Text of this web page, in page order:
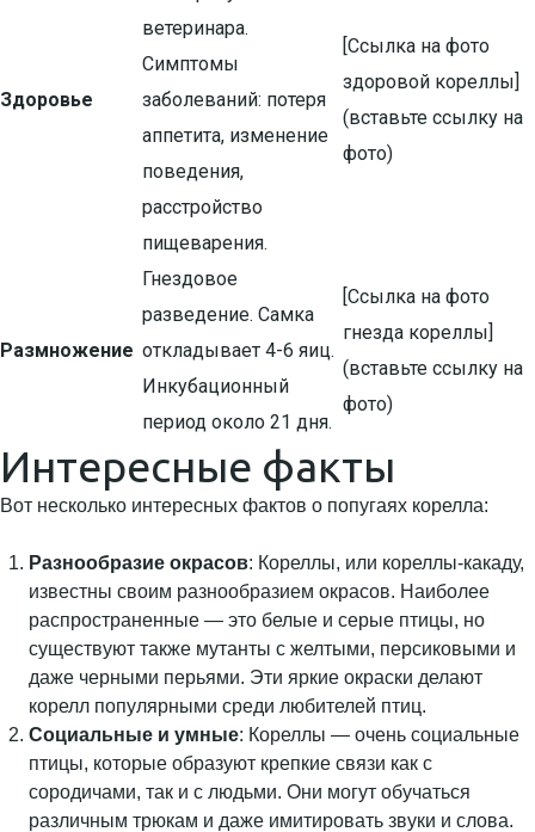
Здоровье
ветеринара.
Симптомы
заболеваний: потеря
аппетита, изменение
поведения,
расстройство
пищеварения.
[Ссылка на фото
здоровой кореллы]
(вставьте ссылку на
фото)
Размножение
Гнездовое
разведение. Самка
откладывает 4-6 яиц.
Инкубационный
период около 21 дня.
[Ссылка на фото
гнезда кореллы]
(вставьте ссылку на
фото)
Интересные факты
Вот несколько интересных фактов о попугаях корелла:
Разнообразие окрасов: Кореллы, или кореллы-какаду,
известны своим разнообразием окрасов. Наиболее
распространенные — это белые и серые птицы, но
существуют также мутанты с желтыми, персиковыми и
даже черными перьями. Эти яркие окраски делают
корелл популярными среди любителей птиц.
Социальные и умные: Кореллы — очень социальные
птицы, которые образуют крепкие связи как с
сородичами, так и с людьми. Они могут обучаться
различным трюкам и даже имитировать звуки и слова.